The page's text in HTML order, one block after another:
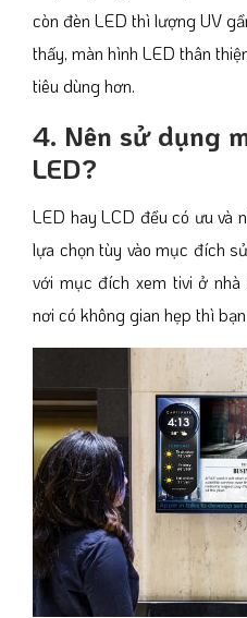
còn đèn LED thì lượng UV
thấy, màn hình LED thân
tiêu dùng hơn.
4. Nên sử dụng
LED?
LED hay LCD đều có ưu và
lựa chọn tùy vào mục đích
với mục đích xem tivi ở
nơi có không gian hẹp thì